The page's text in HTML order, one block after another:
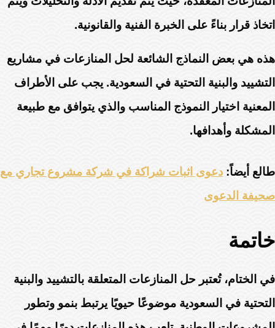
اتخاذ قرار بناءً على الخبرة الفنية والقانونية.
هذه هي بعض النماذج الشائعة لحل المنازعات في مشاريع
التشييد والبنية التحتية في السعودية. يجب على الأطراف
المعنية اختيار النموذج المناسب والذي يتوافق مع طبيعة
المشكلة وأهدافها.
طالع أيضاً: دعوى اثبات شراكة في شركة مشروع تجاري مع
صحيفة الدعوى
خاتمة
في الختام، تُعتبر حل المنازعات المتعلقة بالتشييد والبنية
التحتية في السعودية موضوعًا حيويًا يرتبط بنمو وتطور